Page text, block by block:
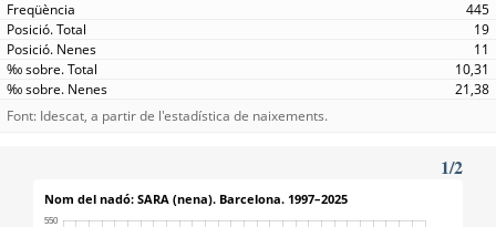
445
19
11
10,31
21,38
Font: Idescat, a partir de l'estadística de naixements.